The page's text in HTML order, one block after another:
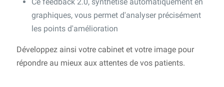
graphiques, vous permet d'analyser précisément
les points d'amélioration
Développez ainsi votre cabinet et votre image pour
répondre au mieux aux attentes de vos patients.